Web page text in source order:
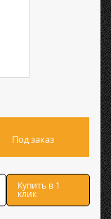
Под заказ
Купить в 1
клик